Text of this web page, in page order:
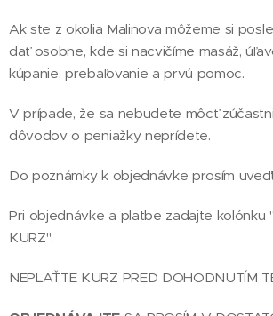
Ak ste z okolia Malinova môžeme si
dať osobne, kde si nacvičíme masáž,
kúpanie, prebaľovanie a prvú pomoc.
V prípade, že sa nebudete môcť
dôvodov o peniažky neprídete.
Do poznámky k objednávke prosím
Pri objednávke a platbe zadajte kolónku
KURZ".
NEPLAŤTE KURZ PRED DOHODNUTÍM